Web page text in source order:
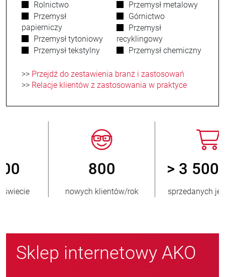
Rolnictwo
Przemysł
papierniczy
Przemysł tytoniowy
Przemysł tekstylny
Przemysł metalowy
Górnictwo
Przemysł
recyklingowy
Przemysł chemiczny
>> Przejdź do zestawienia branż i zastosowań
>> Relacje klientów z zastosowania w praktyce
nowych klientów/rok
> 3 500 000
sprzedanych jednostek
Sklep internetowy AKO